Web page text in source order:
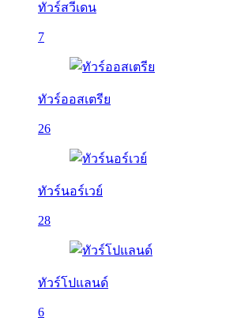
ทัวร์สวีเดน
7
ทัวร์ออสเตรีย
26
ทัวร์นอร์เวย์
28
ทัวร์โปแลนด์
6